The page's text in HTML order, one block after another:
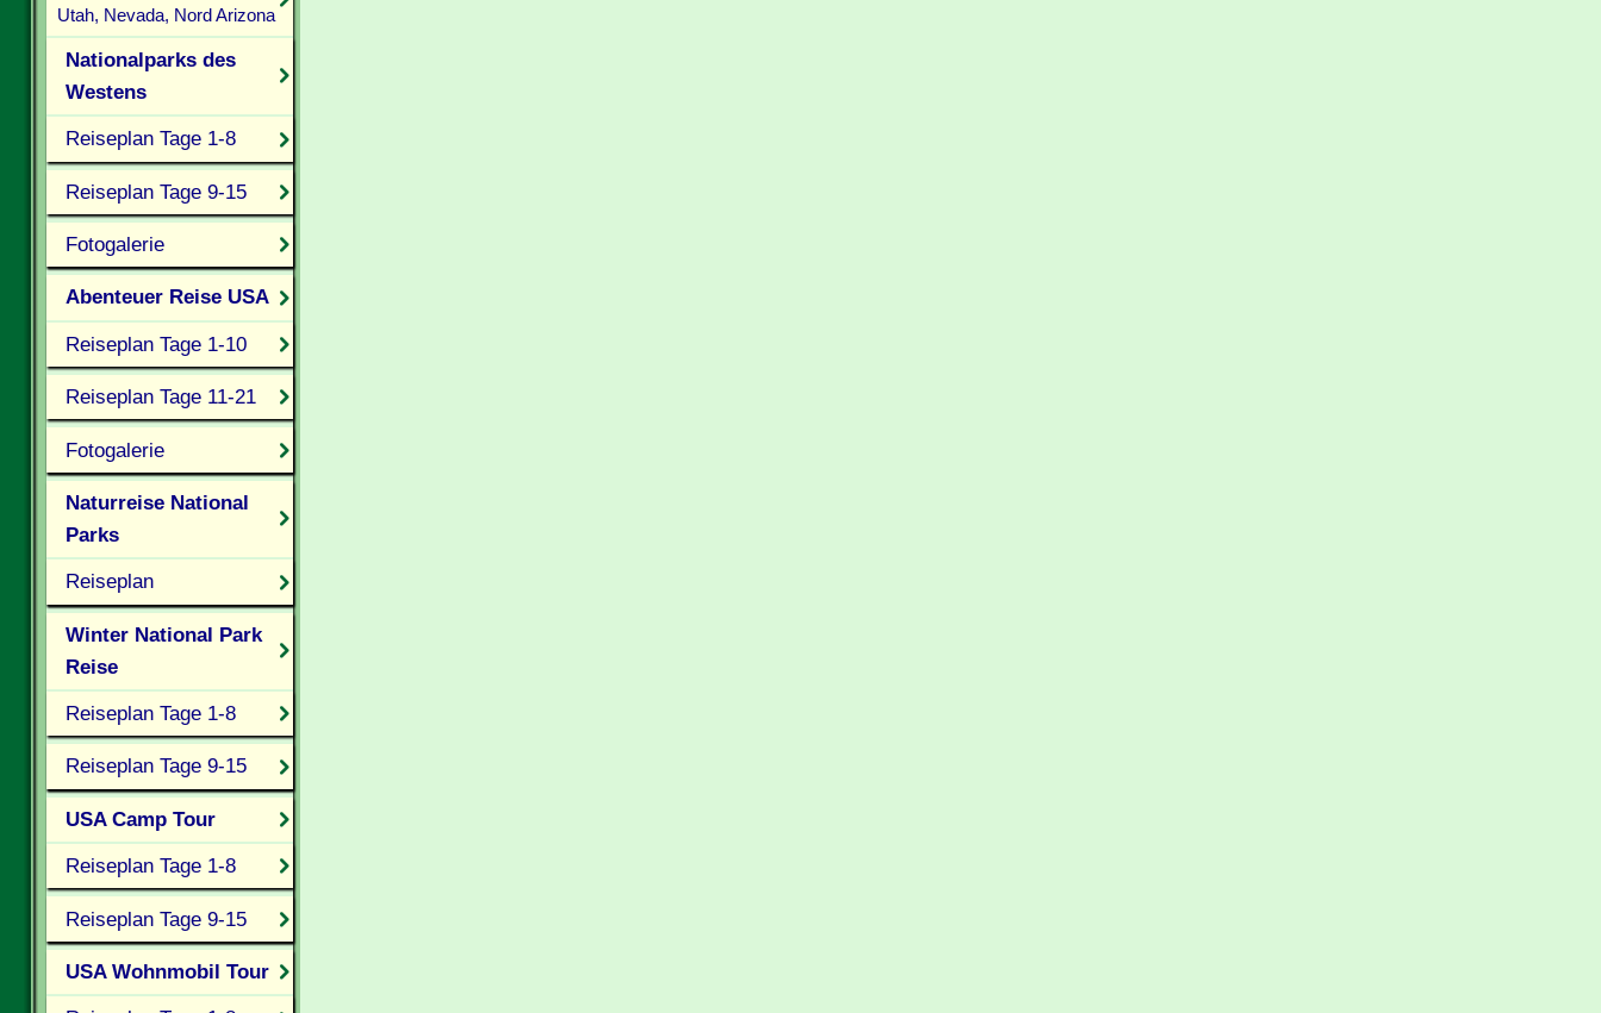
Utah, Nevada, Nord Arizona
Nationalparks des
Westens
Reiseplan Tage 1-8
Reiseplan Tage 9-15
Fotogalerie
Abenteuer Reise USA
Reiseplan Tage 1-10
Reiseplan Tage 11-21
Fotogalerie
Naturreise National
Parks
Reiseplan
Winter National Park
Reise
Reiseplan Tage 1-8
Reiseplan Tage 9-15
USA Camp Tour
Reiseplan Tage 1-8
Reiseplan Tage 9-15
USA Wohnmobil Tour